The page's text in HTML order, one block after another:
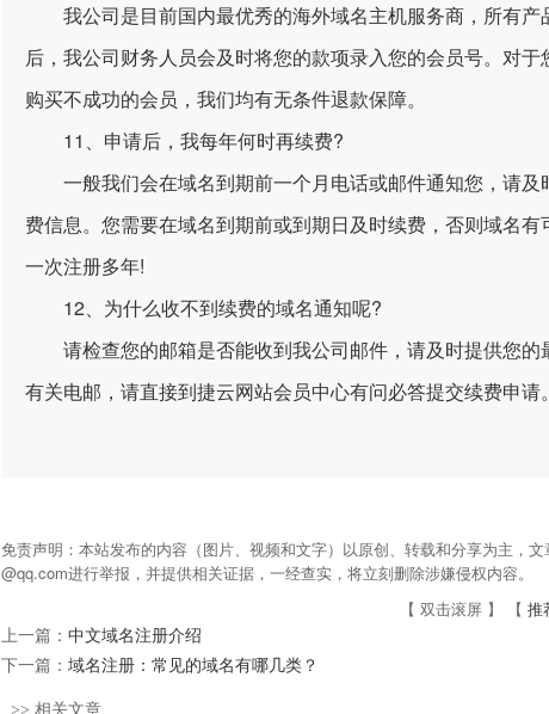
我公司是目前国内最优秀的海外域名主机服务商，所有产
后，我公司财务人员会及时将您的款项录入您的会员号。对
购买不成功的会员，我们均有无条件退款保障。
11、申请后，我每年何时再续费?
一般我们会在域名到期前一个月电话或邮件通知您，请及
费信息。您需要在域名到期前或到期日及时续费，否则域名
一次注册多年!
12、为什么收不到续费的域名通知呢?
请检查您的邮箱是否能收到我公司邮件，请及时提供您的
有关电邮，请直接到捷云网站会员中心有问必答提交续费申请。
免责声明：本站发布的内容（图片、视频和文字）以原创、转载和分享为主，
@qq.com进行举报，并提供相关证据，一经查实，将立刻删除涉嫌侵权内容。
【 双击滚屏 】 【 推
上一篇： 中文域名注册介绍
下一篇： 域名注册：常见的域名有哪几类？
>> 相关文章